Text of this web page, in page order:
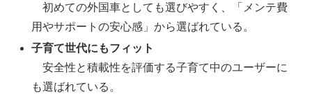
初めての外国車としても選びやすく、「メンテ費
用やサポートの安心感」から選ばれている。
子育て世代にもフィット
安全性と積載性を評価する子育て中のユーザーに
も選ばれている。